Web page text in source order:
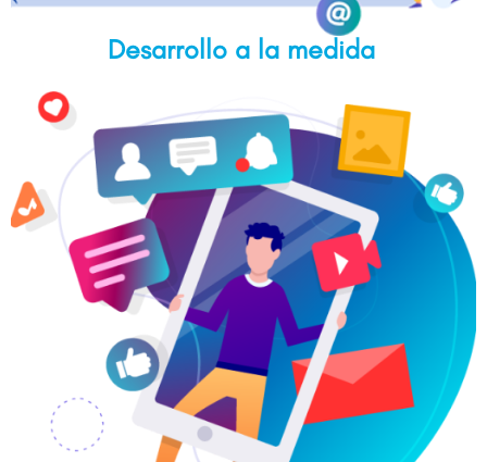
Desarrollo a la medida